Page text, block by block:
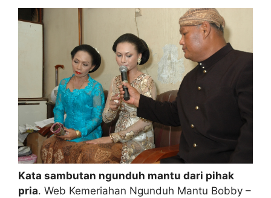
Kata sambutan ngunduh mantu dari pihak
pria. Web Kemeriahan Ngunduh Mantu Bobby –